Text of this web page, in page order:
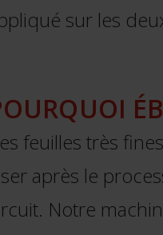
sur les
feuilles très
après le
Notre